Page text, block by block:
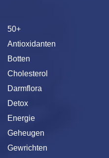
50+
Antioxidanten
Botten
Cholesterol
Darmflora
Detox
Energie
Geheugen
Gewrichten